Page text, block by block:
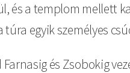
és a templom mellett
egyik személyes
és Zsobokig